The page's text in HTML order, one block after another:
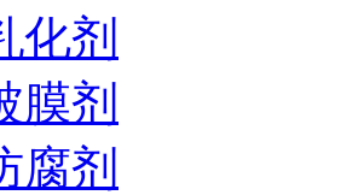
化剂
膜剂
腐剂